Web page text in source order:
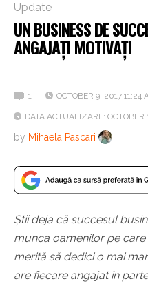
Update
UN BUSINESS DE
ANGAJAȚI MOTIVAȚI
1 OCTOBER 9, 2017 11:24
DATA ACTUALIZARE:
by Mihaela Pascari
Știi deja că succesul
munca oamenilor pe
merită să dedici o mai
are fiecare angajat în